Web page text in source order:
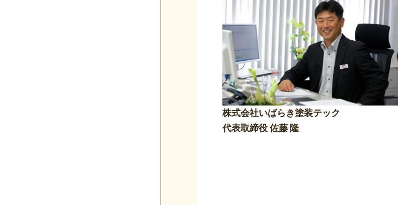
株式会社いばらき塗装テック
代表取締役 佐藤 隆